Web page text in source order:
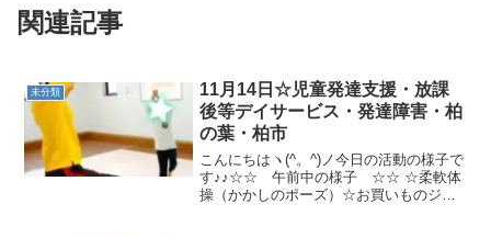
関連記事
未分類
11月14日☆児童発達支援・放課
後等デイサービス・発達障害・柏
の葉・柏市
こんにちはヽ(^。^)ノ今日の活動の様子で
す♪♪☆☆ 午前中の様子 ☆☆ ☆柔軟体
操（かかしのポーズ）☆お買いものジグ